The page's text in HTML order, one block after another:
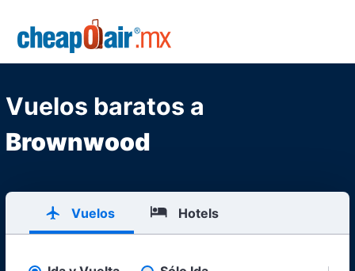
Skip to main content
Vuelos baratos a
Brownwood
Vuelos Hotels